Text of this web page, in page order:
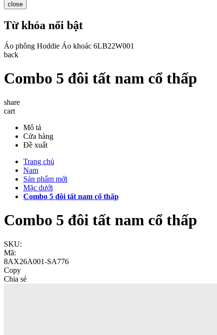
close
Từ khóa nổi bật
Áo phông Hoddie Áo khoác 6LB22W001
back
Combo 5 đôi tất nam cổ thấp
share
cart
Mô tả
Cửa hàng
Đề xuất
Trang chủ
Nam
Sản phẩm mới
Mặc dưới
Combo 5 đôi tất nam cổ thấp
Combo 5 đôi tất nam cổ thấp
SKU:
Mã:
8AX26A001-SA776
Copy
Chia sẻ